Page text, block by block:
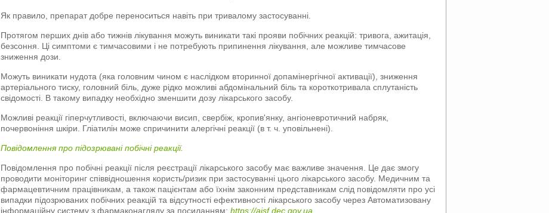
Як правило, препарат добре переноситься навіть при тривалому застосуванні.
Протягом перших днів або тижнів лікування можуть виникати такі прояви побічних реакцій: тривога, ажитація,
безсоння. Ці симптоми є тимчасовими і не потребують припинення лікування, але можливе тимчасове
зниження дози.
Можуть виникати нудота (яка головним чином є наслідком вторинної допамінергічної активації), зниження
артеріального тиску, головний біль, дуже рідко можливі абдомінальний біль та короткотривала сплутаність
свідомості. В такому випадку необхідно зменшити дозу лікарського засобу.
Можливі реакції гіперчутливості, включаючи висип, свербіж, кропив'янку, ангіоневротичний набряк,
почервоніння шкіри. Гліатилін може спричинити алергічні реакції (в т. ч. уповільнені).
Повідомлення про підозрювані побічні реакції.
Повідомлення про побічні реакції після реєстрації лікарського засобу має важливе значення. Це дає змогу
проводити моніторинг співвідношення користь/ризик при застосуванні цього лікарського засобу. Медичним та
фармацевтичним працівникам, а також пацієнтам або їхнім законним представникам слід повідомляти про усі
випадки підозрюваних побічних реакцій та відсутності ефективності лікарського засобу через Автоматизовану
інформаційну систему з фармаконагляду за посиланням:https://aisf.dec.gov.ua